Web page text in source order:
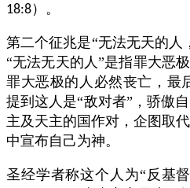
18:8）。
第二个征兆是“无法无天的人
“无法无天的人”是指罪大恶
罪大恶极的人必然丧亡，最
提到这人是“敌对者”，骄傲
主及天主的国作对，企图取
中宣布自己为神。
圣经学者称这个人为“反基